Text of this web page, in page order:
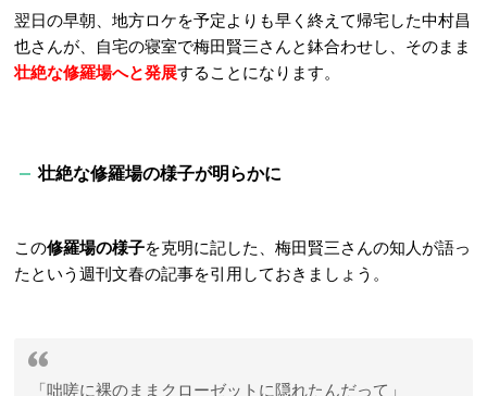
翌日の早朝、地方ロケを予定よりも早く終えて帰宅した中村昌
也さんが、自宅の寝室で梅田賢三さんと鉢合わせし、そのまま
壮絶な修羅場へと発展することになります。
壮絶な修羅場の様子が明らかに
この修羅場の様子を克明に記した、梅田賢三さんの知人が語っ
たという週刊文春の記事を引用しておきましょう。
「咄嗟に裸のままクローゼットに隠れたんだって」